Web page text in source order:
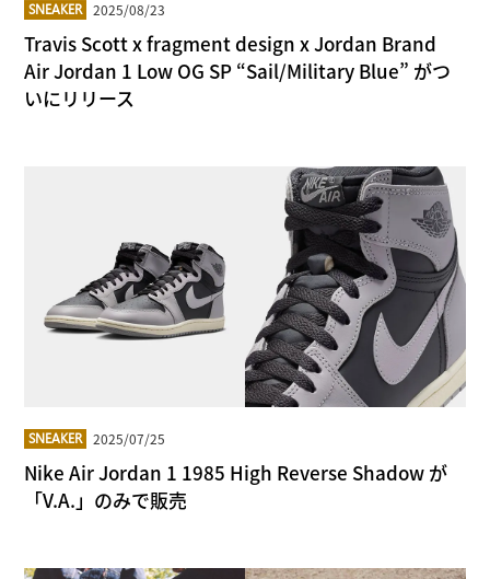
SNEAKER 2025/08/23
Travis Scott x fragment design x Jordan Brand
Air Jordan 1 Low OG SP “Sail/Military Blue” がつ
いにリリース
SNEAKER 2025/07/25
Nike Air Jordan 1 1985 High Reverse Shadow が
「V.A.」のみで販売